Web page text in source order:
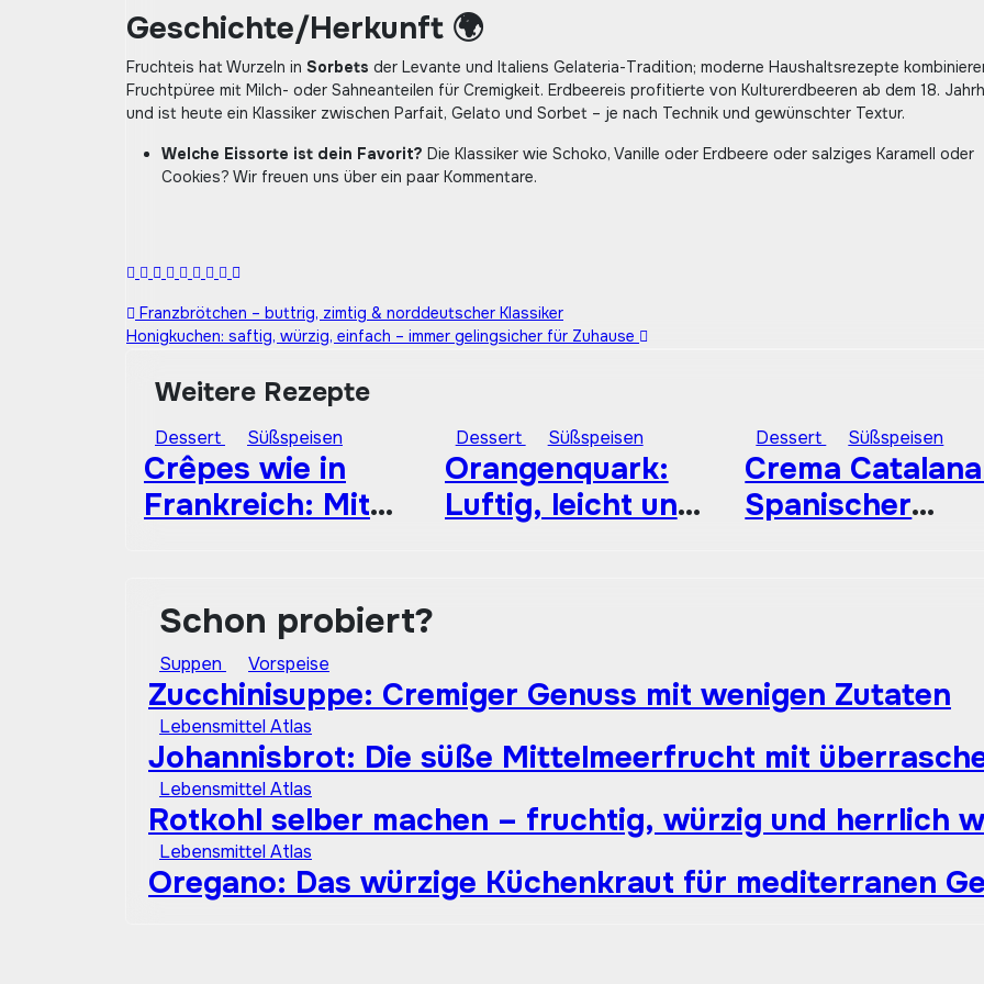
Geschichte/Herkunft 🌍
Fruchteis hat Wurzeln in Sorbets der Levante und Italiens Gelateria-Tradition; moderne Haushaltsrezepte
Fruchtpüree mit Milch- oder Sahneanteilen für Cremigkeit. Erdbeereis profitierte von Kulturerdbeeren ab dem 18.
und ist heute ein Klassiker zwischen Parfait, Gelato und Sorbet – je nach Technik und gewünschter Textur.
Welche Eissorte ist dein Favorit? Die Klassiker wie Schoko, Vanille oder Erdbeere oder salziges Karamell oder
Cookies? Wir freuen uns über ein paar Kommentare.
Beitragsnavigation
Franzbrötchen – buttrig, zimtig & norddeutscher Klassiker
Honigkuchen: saftig, würzig, einfach – immer gelingsicher für Zuhause
Weitere Rezepte
Dessert Süßspeisen
Crêpes wie in
Frankreich: Mit
besonders fein
Dessert Süßspeisen
Orangenquark:
Luftig, leicht und
Dessert Süßspeisen
Crema
Spanischer
Schon probiert?
Suppen Vorspeise
Zucchinisuppe: Cremiger Genuss mit wenigen Zutaten
Lebensmittel Atlas
Johannisbrot: Die süße Mittelmeerfrucht mit
Lebensmittel Atlas
Rotkohl selber machen – fruchtig, würzig und herrlich
Lebensmittel Atlas
Oregano: Das würzige Küchenkraut für mediterranen